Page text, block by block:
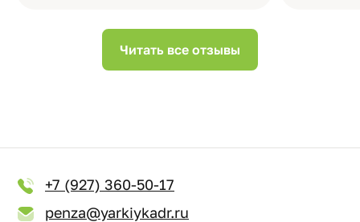
Читать все отзывы
+7 (927) 360-50-17
penza@yarkiykadr.ru